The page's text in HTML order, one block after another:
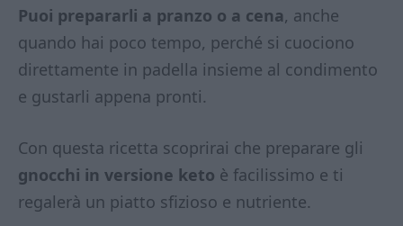
Puoi prepararli a pranzo o a cena, anche
quando hai poco tempo, perché si cuociono
direttamente in padella insieme al condimento
e gustarli appena pronti.
Con questa ricetta scoprirai che preparare gli
gnocchi in versione keto è facilissimo e ti
regalerà un piatto sfizioso e nutriente.